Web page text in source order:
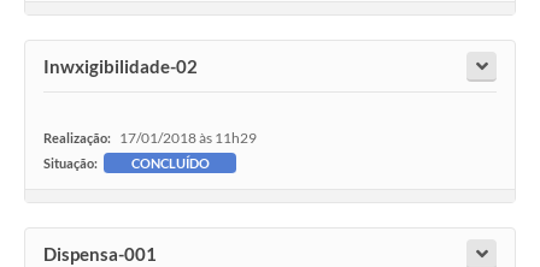
Inwxigibilidade-02
Realização: 17/01/2018 às 11h29
Situação: CONCLUÍDO
Dispensa-001